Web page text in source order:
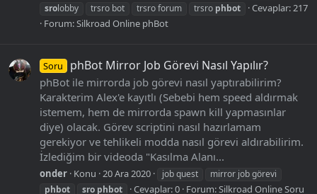
srolobby trsro bot trsro forum trsro phbot
Cevaplar: 217
Forum:Silkroad Online phBot
Soru phBot Mirror Job Görevi Nasıl Yapılır?
phBot ile mirrorda job görevi nasıl yaptırabilirim?
Karakterim Alex'e kayıtlı (Sebebi hem speed aldırmak
istemem, hem de mirrorda spawn kill yapmasınlar
diye) olacak. Görev scriptini nasıl hazırlamam
gerekiyor ve tehlikeli modda nasıl görevi aldırabilirim.
İzlediğim bir videoda "Kasılma Alanı...
onder Konu 20 Ara 2020 job quest
mirror job görevi
phbot
sro phbot Cevaplar: 0 Forum:Silkroad Online Soru